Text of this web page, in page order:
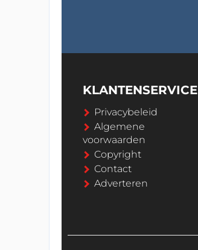
KLANTENSERVICE
Privacybeleid
Algemene
voorwaarden
Copyright
Contact
Adverteren